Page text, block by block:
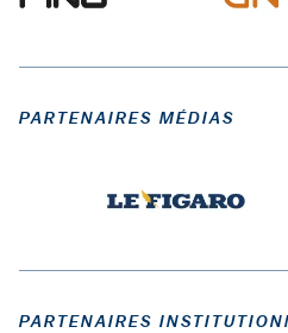
PARTENAIRES MÉDIAS
PARTENAIRES